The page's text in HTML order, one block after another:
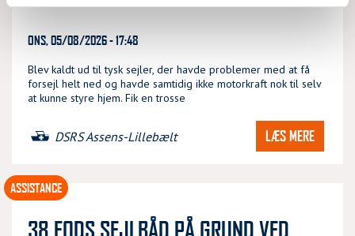
ONS, 05/08/2026 - 17:48
Blev kaldt ud til tysk sejler, der havde problemer med at få
forsejl helt ned og havde samtidig ikke motorkraft nok til selv
at kunne styre hjem. Fik en trosse
DSRS Assens-Lillebælt LÆS MERE
38 FODS SEJLBÅD PÅ GRUND VED
ASSISTANCE